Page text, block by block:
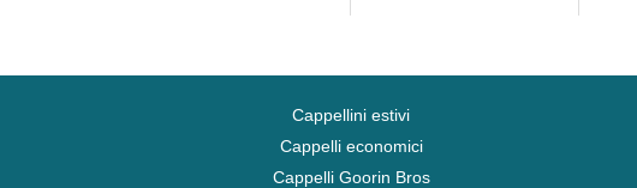
Cappellini estivi
Cappelli economici
Cappelli Goorin Bros